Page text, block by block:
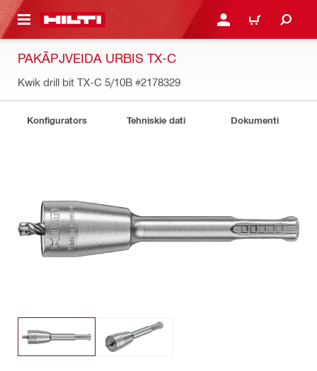
SATURU PIESLĒGTIES VAI
IEPIRKŠANĀS
PAKĀPJVEIDA URBIS TX-C
Kwik drill bit TX-C 5/10B #2178329
Konfigurators Tehniskie dati Dokumenti